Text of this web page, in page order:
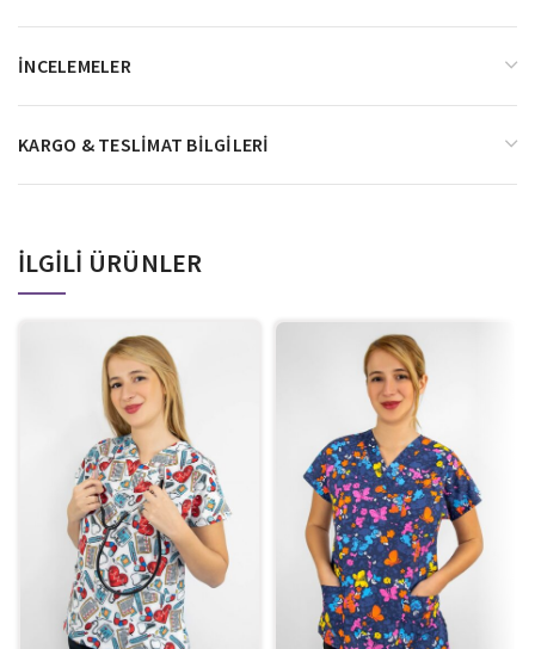
İNCELEMELER
KARGO & TESLIMAT BILGILERI
İLGILI ÜRÜNLER